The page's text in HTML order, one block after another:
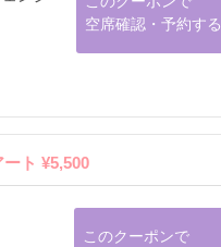
空席確認・予約する
ト ¥5,500
このクーポンで